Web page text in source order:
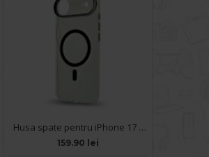
Husa spate pentru iPhone 17 Air Berlia Sheen Magsafe - Transparent/Negru
159.90 lei